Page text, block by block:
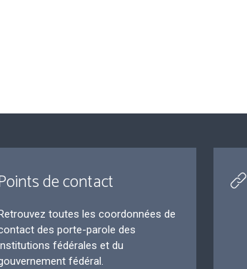
de contact
Retrouvez toutes les coordonnées de
des porte-parole des
fédérales et du
fédéral.